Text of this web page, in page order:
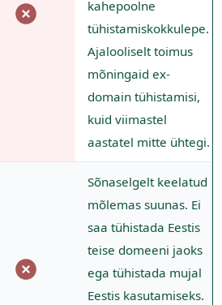
kahepoolne
tühistamiskokkulepe.
Ajalooliselt toimus
mõningaid ex-
domain tühistamisi,
kuid viimastel
aastatel mitte ühtegi.
Sõnaselgelt keelatud
mõlemas suunas. Ei
saa tühistada Eestis
teise domeeni jaoks
ega tühistada mujal
Eestis kasutamiseks.